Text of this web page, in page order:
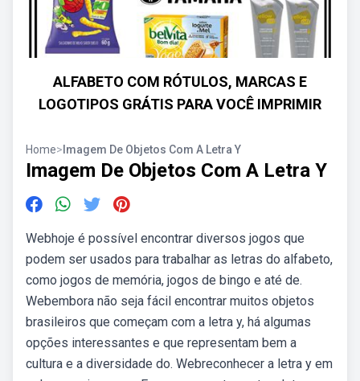
ALFABETO COM RÓTULOS, MARCAS E
LOGOTIPOS GRÁTIS PARA VOCÊ IMPRIMIR
Home> Imagem De Objetos Com A Letra Y
Imagem De Objetos Com A Letra Y
Webhoje é possível encontrar diversos jogos que
podem ser usados para trabalhar as letras do alfabeto,
como jogos de memória, jogos de bingo e até de.
Webembora não seja fácil encontrar muitos objetos
brasileiros que começam com a letra y, há algumas
opções interessantes e que representam bem a
cultura e a diversidade do. Webreconhecer a letra y em